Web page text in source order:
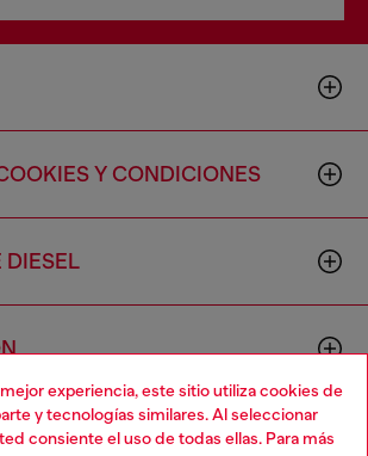
experiencia, este sitio utiliza cookies de
y tecnologías similares. Al seleccionar
consiente el uso de todas ellas. Para más
Y CONDICIONES
DIESEL